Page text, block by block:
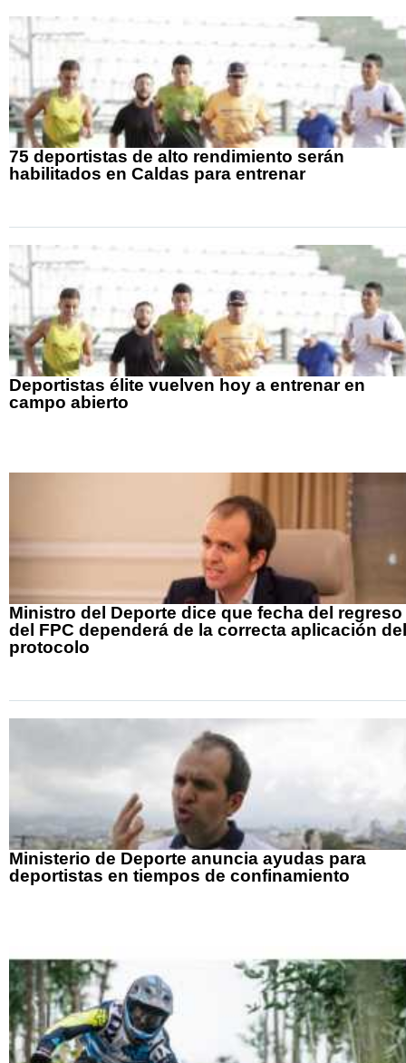
75 deportistas de alto rendimiento serán
habilitados en Caldas para entrenar
Deportistas élite vuelven hoy a entrenar en
campo abierto
Ministro del Deporte dice que fecha del regreso
del FPC dependerá de la correcta aplicación del
protocolo
Ministerio de Deporte anuncia ayudas para
deportistas en tiempos de confinamiento